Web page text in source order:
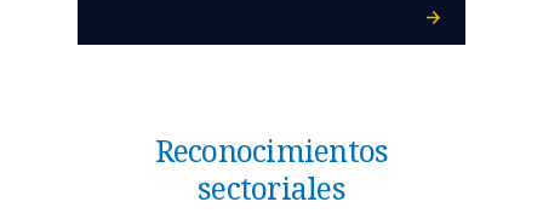
Reconocimientos
sectoriales